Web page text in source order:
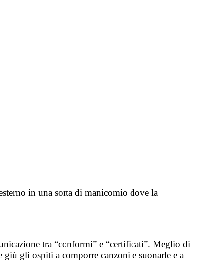
in una sorta di manicomio dove la
tra “conformi” e “certificati”. Meglio di
gli ospiti a comporre canzoni e suonarle e a